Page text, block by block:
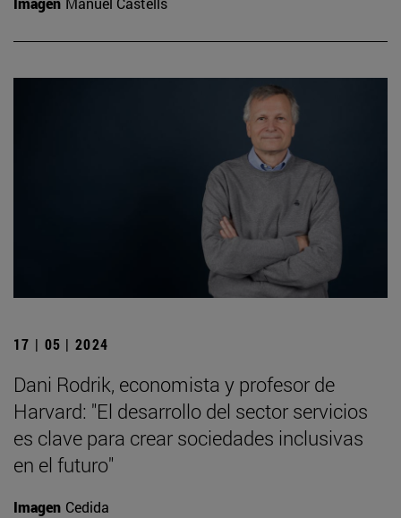
17 | 05 | 2024
Dani Rodrik, economista y profesor de
Harvard: "El desarrollo del sector servicios
es clave para crear sociedades inclusivas
en el futuro"
Imagen Cedida